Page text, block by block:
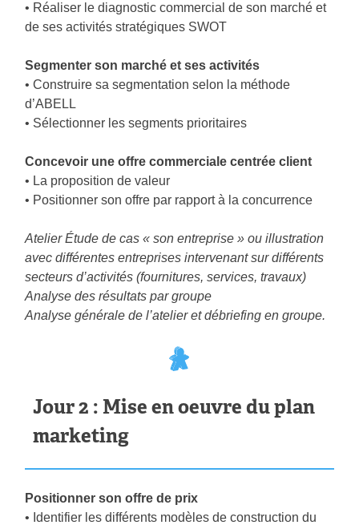
• Réaliser le diagnostic commercial de son marché et
de ses activités stratégiques SWOT
Segmenter son marché et ses activités
• Construire sa segmentation selon la méthode
d’ABELL
• Sélectionner les segments prioritaires
Concevoir une offre commerciale centrée client
• La proposition de valeur
• Positionner son offre par rapport à la concurrence
Atelier Étude de cas « son entreprise » ou illustration
avec différentes entreprises intervenant sur différents
secteurs d’activités (fournitures, services, travaux)
Analyse des résultats par groupe
Analyse générale de l’atelier et débriefing en groupe.
Jour 2 : Mise en oeuvre du plan
marketing
Positionner son offre de prix
• Identifier les différents modèles de construction du